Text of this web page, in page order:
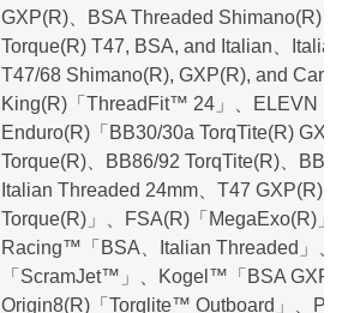
GXP(R)、BSA Threaded Shimano(R)
Torque(R) T47, BSA, and Italian、Italian
T47/68 Shimano(R), GXP(R), and
King(R)「ThreadFit™ 24」、ELEVN
Enduro(R)「BB30/30a TorqTite(R)
Torque(R)、BB86/92 TorqTite(R)、
Italian Threaded 24mm、T47 GXP(R),
Torque(R)」、FSA(R)「MegaExo(R)」
Racing™「BSA、Italian Threaded」、
「ScramJet™」、Kogel™「BSA
Origin8(R)「Torqlite™ Outboard」、Phil